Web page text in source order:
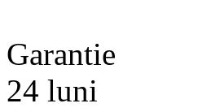
Garantie
24 luni